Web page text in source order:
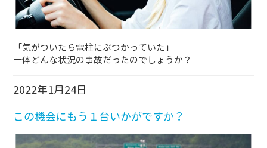
「気がついたら電柱にぶつかっていた」
一体どんな状況の事故だったのでしょうか？
2022年1月24日
この機会にもう１台いかがですか？